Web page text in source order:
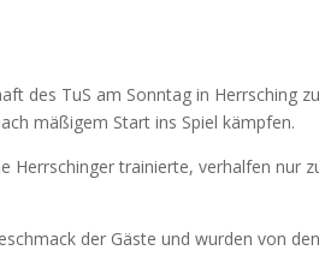
des TuS am Sonntag in Herrsching zu
mäßigem Start ins Spiel kämpfen.
Herrschinger trainierte, verhalfen nur
der Gäste und wurden von den